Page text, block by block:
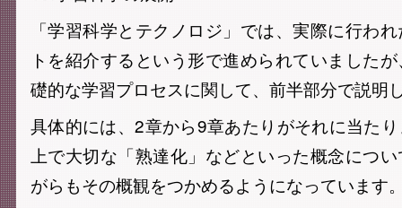
「学習科学とテクノロジ」では、実際に行わ
トを紹介するという形で進められていました
礎的な学習プロセスに関して、前半部分で説明
具体的には、2章から9章あたりがそれに当た
上で大切な「熟達化」などといった概念につ
がらもその概観をつかめるようになっています